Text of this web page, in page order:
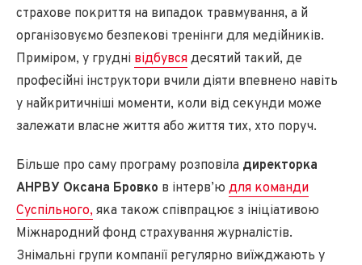
страхове покриття на випадок травмування, а й
організовуємо безпекові тренінги для медійників.
Приміром, у грудні відбувся десятий такий, де
професійні інструктори вчили діяти впевнено навіть
у найкритичніші моменти, коли від секунди може
залежати власне життя або життя тих, хто поруч.
Більше про саму програму розповіла директорка
АНРВУ Оксана Бровко в інтерв’ю для команди
Суспільного, яка також співпрацює з ініціативою
Міжнародний фонд страхування журналістів.
Знімальні групи компанії регулярно виїжджають у